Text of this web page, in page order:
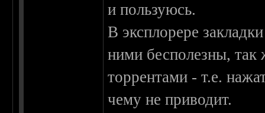
и пользуюсь.
В эксплорере
ними бесполезны, так
торрентами - т.е.
чему не приводит.